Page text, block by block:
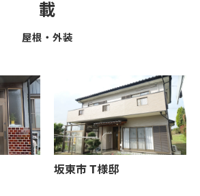
載
屋根・外装
坂東市 T様邸